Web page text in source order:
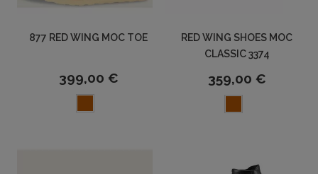
877 RED WING MOC TOE
399,00 €
RED WING SHOES MOC
CLASSIC 3374
359,00 €